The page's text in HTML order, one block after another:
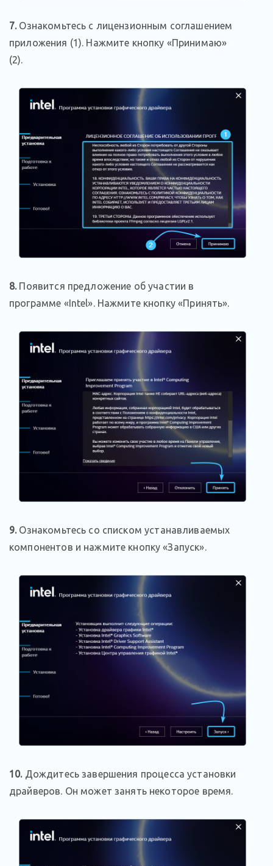
7. Ознакомьтесь с лицензионным соглашением
приложения (1). Нажмите кнопку «Принимаю»
(2).
8.Появится предложение об участии в
программе «Intel». Нажмите кнопку «Принять».
9.Ознакомьтесь со списком устанавливаемых
компонентов и нажмите кнопку «Запуск».
10.Дождитесь завершения процесса установки
драйверов. Он может занять некоторое время.